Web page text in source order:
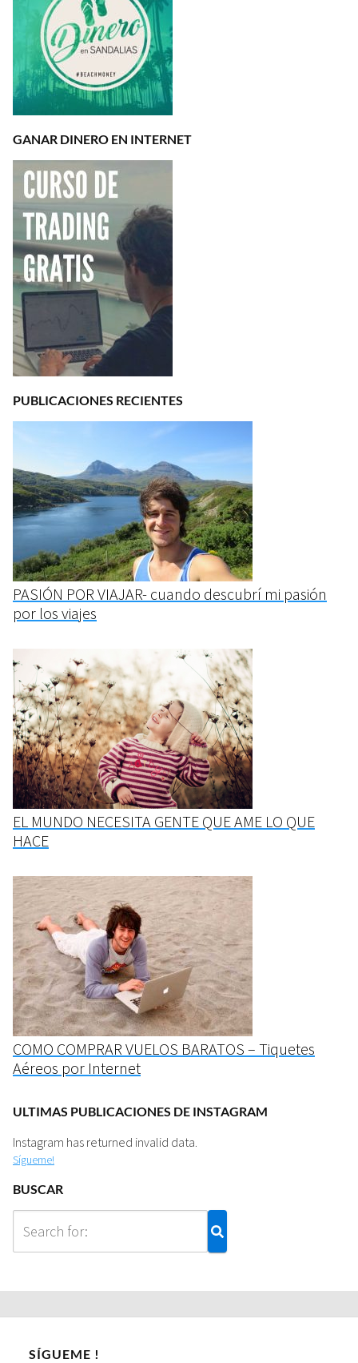
GANAR DINERO EN INTERNET
PUBLICACIONES RECIENTES
PASIÓN POR VIAJAR- cuando descubrí mi pasión
por los viajes
EL MUNDO NECESITA GENTE QUE AME LO QUE
HACE
COMO COMPRAR VUELOS BARATOS – Tiquetes
Aéreos por Internet
ULTIMAS PUBLICACIONES DE INSTAGRAM
Instagram has returned invalid data.
Sígueme!
BUSCAR
SÍGUEME !